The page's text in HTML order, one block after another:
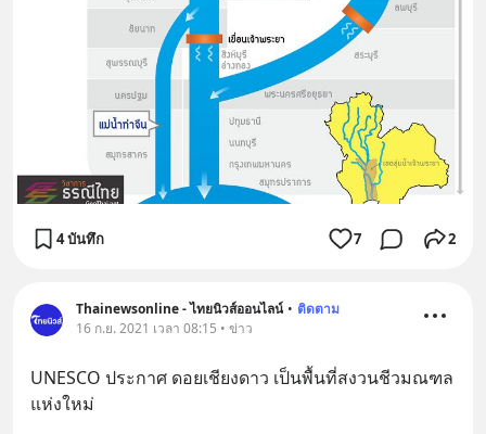
4 บันทึก 7 2
Thainewsonline - ไทยนิวส์ออนไลน์ • ติดตาม
16 ก.ย. 2021 เวลา 08:15 • ข่าว
UNESCO ประกาศ ดอยเชียงดาว เป็นพื้นที่สงวนชีวมณฑล
แห่งใหม่